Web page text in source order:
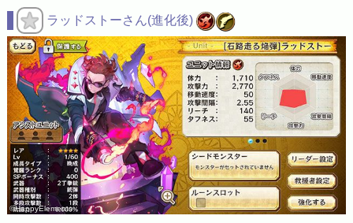
ラッドストーさん(進化後)
©HappyElements